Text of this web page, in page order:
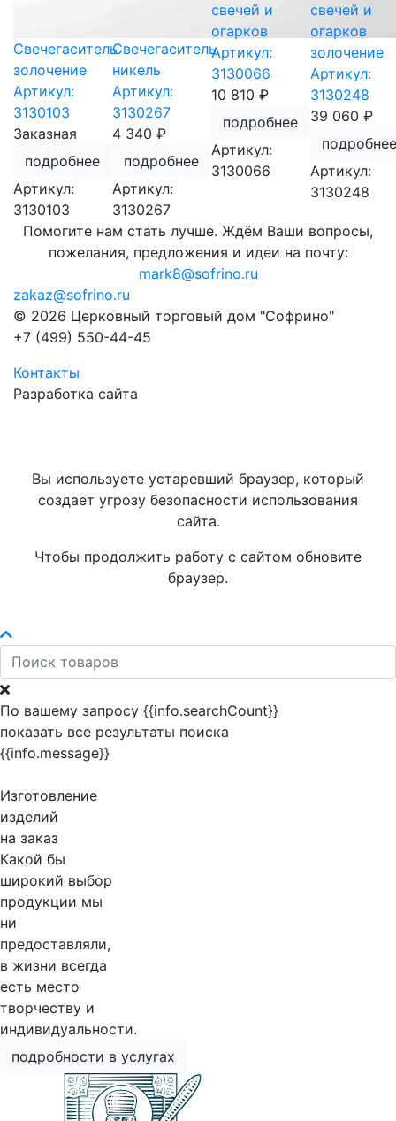
Свечегаситель
золочение
Артикул:
3130103
Заказная
подробнее
Артикул:
3130103
Свечегаситель
никель
Артикул:
3130267
4 340 ₽
подробнее
Артикул:
3130267
свечей и
огарков
Артикул:
3130066
10 810 ₽
подробнее
Артикул:
3130066
свечей и
огарков
золочение
Артикул:
3130248
39 060 ₽
подробнее
Артикул:
3130248
Помогите нам стать лучше. Ждём Ваши вопросы,
пожелания, предложения и идеи на почту:
mark8@sofrino.ru
zakaz@sofrino.ru
© 2026 Церковный торговый дом "Софрино"
+7 (499) 550-44-45
Контакты
Разработка сайта
Вы используете устаревший браузер, который
создает угрозу безопасности использования
сайта.
Чтобы продолжить работу с сайтом обновите
браузер.
По вашему запросу {{info.searchCount}}
показать все результаты поиска
{{info.message}}
Изготовление
изделий
на заказ
Какой бы
широкий выбор
продукции мы
ни
предоставляли,
в жизни всегда
есть место
творчеству и
индивидуальности.
подробности в услугах